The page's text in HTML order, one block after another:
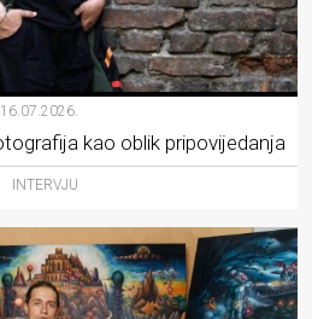
16.07.2026.
kao oblik pripovijedanja
INTERVJU